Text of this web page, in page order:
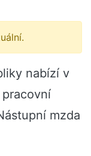
nabízí v
mzda